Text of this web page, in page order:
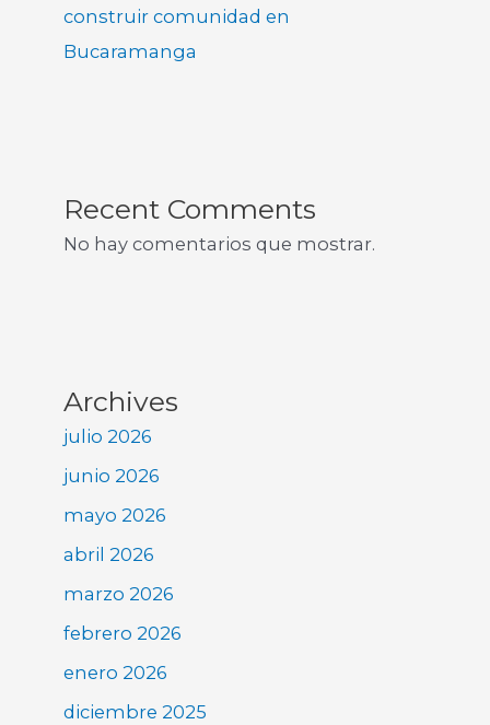
construir comunidad en
Bucaramanga
Recent Comments
No hay comentarios que mostrar.
Archives
julio 2026
junio 2026
mayo 2026
abril 2026
marzo 2026
febrero 2026
enero 2026
diciembre 2025